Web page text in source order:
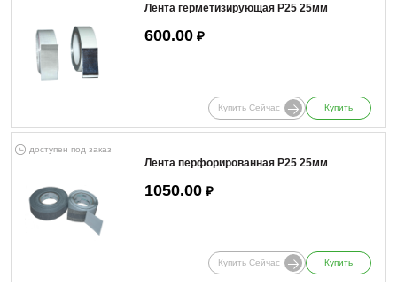
Лента герметизирующая Р25 25мм
600.00 ₽
Купить Сейчас Купить
доступен под заказ
Лента перфорированная Р25 25мм
1050.00 ₽
Купить Сейчас Купить